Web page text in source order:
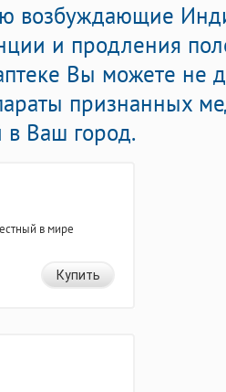
возбуждающие
и продления
Вы можете не
признанных
в Ваш город.
в мире
Купить